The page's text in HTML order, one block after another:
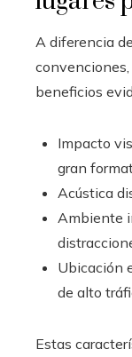
A diferencia
beneficios
Impacto
gran
Acústica
Ambiente
Ubicación
de alto
Estas